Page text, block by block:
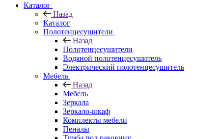
Каталог
Назад
Каталог
Полотенцесушители
Назад
Полотенцесушители
Водяной полотенцесушитель
Электрический полотенцесушитель
Мебель
Назад
Мебель
Зеркала
Зеркало-шкаф
Комплекты мебели
Пеналы